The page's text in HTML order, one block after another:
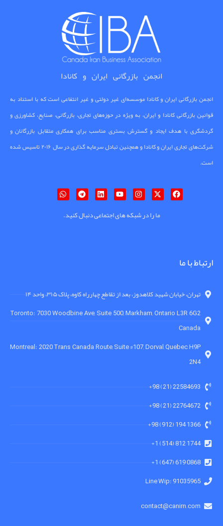
انجمن بازرگانی ایران و کانادا
انجمن بازرگانی ایران و کانادا موسسه‌ای غیر دولتی و غیر انتفاعی است که با استناد به
قوانین بازرگانی کانادا و ایران، به ویژه در حوزه‌های تجاری، بازرگانی، صنایع، کشاورزی و
گردشگری با هدف ایجاد و گسترش بستری مناسب برای همکاری متقابل بازرگانان و
شرکت‌های تجاری ایران و کانادا و همچنین تبادل سرمایه گذاری در سال ۲۰۱۶ تاسیس شده
است.
ما را در شبکه های اجتماعی دنبال کنید.
ارتباط با ما
تهران، خیابان شهید کلاهدوز، بعد از تقاطع چهارراه کاوه، پلاک ۳۱۵، واحد ۱۴
Toronto: 7030 Woodbine Ave, Suite 500, Markham, Ontario L3R 6G2
Canada
Montreal: 2020 Trans Canada Route, Suite #107, Dorval, Quebec H9P
2N4
22584693 (21) 98+
22764672 (21) 98+
1366 194 (912) 98+
1744 812 (514) 1+
0868 619 (647) 1+
91035965 :Line Wip
contact@canirn.com